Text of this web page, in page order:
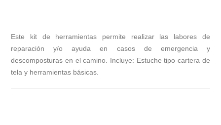
Este kit de herramientas permite realizar las labores de
reparación y/o ayuda en casos de emergencia y
descomposturas en el camino. Incluye: Estuche tipo cartera de
tela y herramientas básicas.